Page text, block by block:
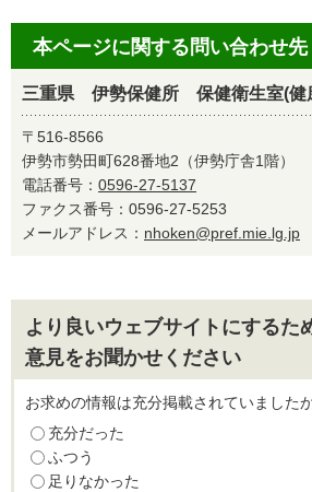
本ページに関する問い合わせ先
三重県 伊勢保健所 保健衛生室(健
〒516-8566
伊勢市勢田町628番地2（伊勢庁舎1階）
電話番号： 0596-27-5137
ファクス番号：0596-27-5253
メールアドレス： nhoken@pref.mie.lg.jp
より良いウェブサイトにするた
意見をお聞かせください
お求めの情報は充分掲載されていました
充分だった
ふつう
足りなかった